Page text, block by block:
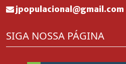
jpopulacional@gmail.com
SIGA NOSSA PÁGINA